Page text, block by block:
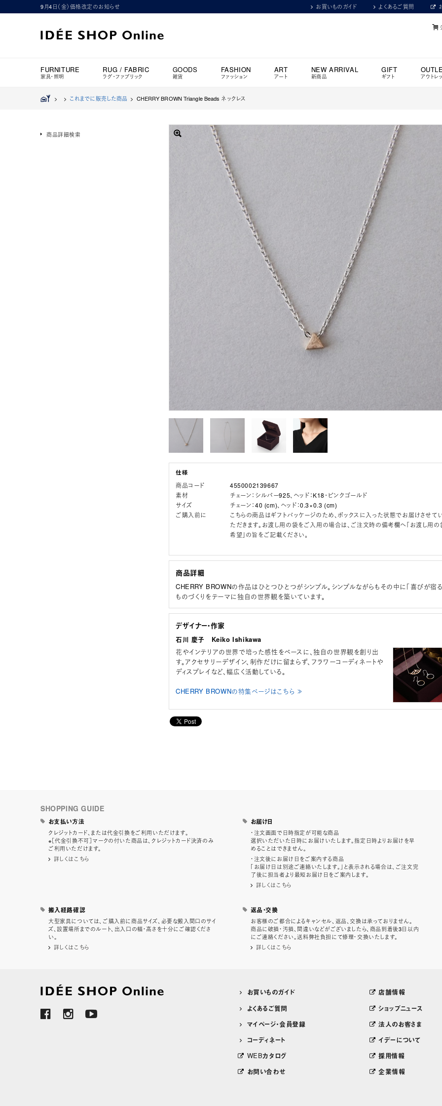
9月4日（金）価格改定のお知らせ お買いものガイド よくあるご質問
FURNITURE
家具・照明
RUG / FABRIC
ラグ・ファブリック
GOODS
雑貨
FASHION
ファッション
ART
アート
NEW ARRIVAL
新商品
GIFT
ギフト アウトレ
> > これまでに販売した商品 > CHERRY BROWN Triangle Beads ネックレス
商品コード
4550002139667
素材
チェーン：シルバー925、ヘッド：K18・ピンクゴールド
サイズ
チェーン：40 (cm)、ヘッド：0.3×0.3 (cm)
ご購入前に
こちらの商品はギフトパッケージのため、ボックスに入った状態でお届けさせて
ただきます。お渡し用の袋をご入用の場合は、ご注文時の備考欄へ「お渡し用の
希望」の旨をご記載ください。
商品詳細
CHERRY BROWNの作品はひとつひとつがシンプル。シンプルながらもその中に「喜びが宿る
ものづくりをテーマに独自の世界観を築いています。
デザイナー・作家
石川 慶子 Keiko Ishikawa
花やインテリアの世界で培った感性をベースに、独自の世界観を創り出
す。アクセサリーデザイン、制作だけに留まらず、フラワーコーディネートや
ディスプレイなど、幅広く活動している。
CHERRY BROWNの特集ページはこちら ≫
商品詳細検索
SHOPPING GUIDE
お支払い方法
クレジットカード、または代金引換をご利用いただけます。
※［代金引換不可］マークの付いた商品は、クレジットカード決済のみ
ご利用いただけます。
詳しくはこちら
お届け日
・注文画面で日時指定が可能な商品
選択いただいた日時にお届けいたします。指定日時よりお届けを早
めることはできません。
・注文後にお届け日をご案内する商品
「お届け日は別途ご連絡いたします。」と表示される場合は、ご注文完
了後に担当者より最短お届け日をご案内します。
詳しくはこちら
搬入経路確認
大型家具については、ご購入前に商品サイズ、必要な搬入間口のサイ
ズ、設置場所までのルート、出入口の幅・高さを十分にご確認くださ
い。
詳しくはこちら
返品・交換
お客様のご都合によるキャンセル、返品、交換は承っておりません。
商品に破損・汚損、間違いなどがございましたら、商品到着後3日以内
にご連絡ください。送料弊社負担にて修理・交換いたします。
詳しくはこちら
お買いものガイド
よくあるご質問
マイページ・会員登録
コーディネート
WEBカタログ
お問い合わせ
店舗情報
ショップニュース
法人のお客さま
イデーについて
採用情報
企業情報